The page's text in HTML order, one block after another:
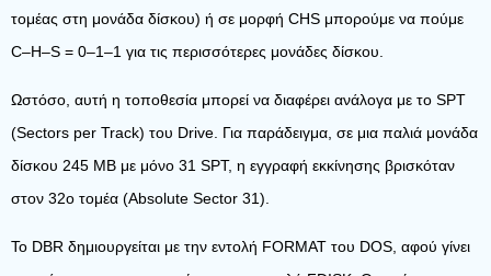
τομέας στη μονάδα δίσκου) ή σε μορφή CHS μπορούμε να πούμε
C–H–S = 0–1–1 για τις περισσότερες μονάδες δίσκου.
Ωστόσο, αυτή η τοποθεσία μπορεί να διαφέρει ανάλογα με το SPT
(Sectors per Track) του Drive. Για παράδειγμα, σε μια παλιά μονάδα
δίσκου 245 MB με μόνο 31 SPT, η εγγραφή εκκίνησης βρισκόταν
στον 32ο τομέα (Absolute Sector 31).
Το DBR δημιουργείται με την εντολή FORMAT του DOS, αφού γίνει